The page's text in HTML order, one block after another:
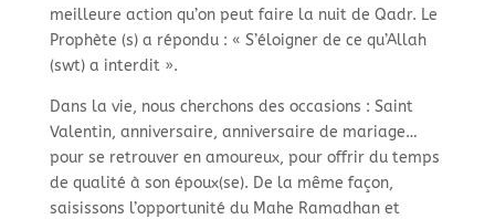
meilleure action qu’on peut faire la nuit de Qadr. Le
Prophète (s) a répondu : « S’éloigner de ce qu’Allah
(swt) a interdit ».
Dans la vie, nous cherchons des occasions : Saint
Valentin, anniversaire, anniversaire de mariage…
pour se retrouver en amoureux, pour offrir du temps
de qualité à son époux(se). De la même façon,
saisissons l’opportunité du Mahe Ramadhan et